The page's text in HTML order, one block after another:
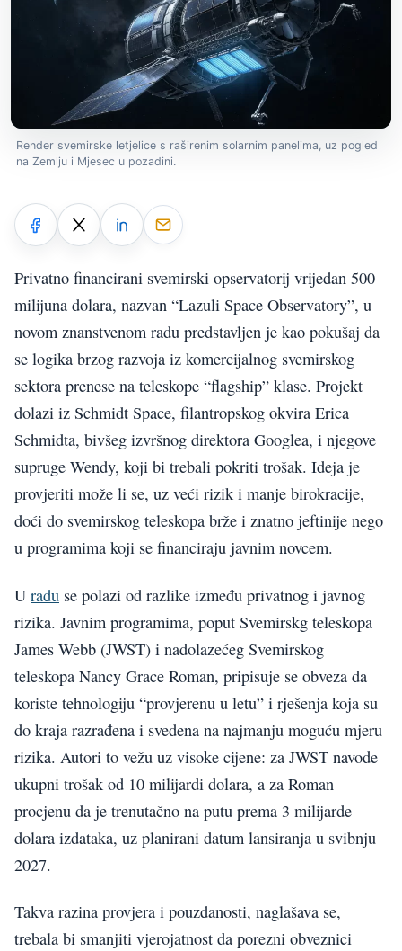
Render svemirske letjelice s raširenim solarnim panelima, uz pogled
na Zemlju i Mjesec u pozadini.
Privatno financirani svemirski opservatorij vrijedan 500
milijuna dolara, nazvan “Lazuli Space Observatory”, u
novom znanstvenom radu predstavljen je kao pokušaj da
se logika brzog razvoja iz komercijalnog svemirskog
sektora prenese na teleskope “flagship” klase. Projekt
dolazi iz Schmidt Space, filantropskog okvira Erica
Schmidta, bivšeg izvršnog direktora Googlea, i njegove
supruge Wendy, koji bi trebali pokriti trošak. Ideja je
provjeriti može li se, uz veći rizik i manje birokracije,
doći do svemirskog teleskopa brže i znatno jeftinije nego
u programima koji se financiraju javnim novcem.
U radu se polazi od razlike između privatnog i javnog
rizika. Javnim programima, poput Svemirskg teleskopa
James Webb (JWST) i nadolazećeg Svemirskog
teleskopa Nancy Grace Roman, pripisuje se obveza da
koriste tehnologiju “provjerenu u letu” i rješenja koja su
do kraja razrađena i svedena na najmanju moguću mjeru
rizika. Autori to vežu uz visoke cijene: za JWST navode
ukupni trošak od 10 milijardi dolara, a za Roman
procjenu da je trenutačno na putu prema 3 milijarde
dolara izdataka, uz planirani datum lansiranja u svibnju
2027.
Takva razina provjera i pouzdanosti, naglašava se,
trebala bi smanjiti vjerojatnost da porezni obveznici